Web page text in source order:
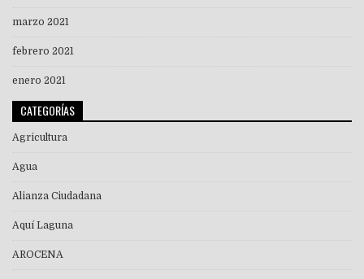
marzo 2021
febrero 2021
enero 2021
CATEGORÍAS
Agricultura
Agua
Alianza Ciudadana
Aquí Laguna
AROCENA